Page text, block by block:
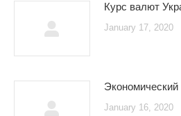
Курс валют
January 17, 2020
January 16, 2020